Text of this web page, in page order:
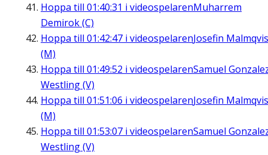
Hoppa till 01:40:31 i videospelarenMuharrem
Demirok (C)
Hoppa till 01:42:47 i videospelarenJosefin
(M)
Hoppa till 01:49:52 i videospelarenSamuel
Westling (V)
Hoppa till 01:51:06 i videospelarenJosefin
(M)
Hoppa till 01:53:07 i videospelarenSamuel
Westling (V)